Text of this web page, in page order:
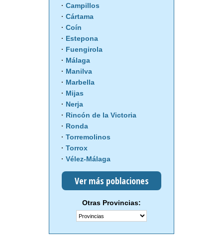
Campillos
Cártama
Coín
Estepona
Fuengirola
Málaga
Manilva
Marbella
Mijas
Nerja
Rincón de la Victoria
Ronda
Torremolinos
Torrox
Vélez-Málaga
Ver más poblaciones
Otras Provincias: